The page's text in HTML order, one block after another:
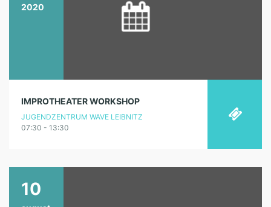
2020
IMPROTHEATER WORKSHOP
JUGENDZENTRUM WAVE LEIBNITZ
07:30 - 13:30
10